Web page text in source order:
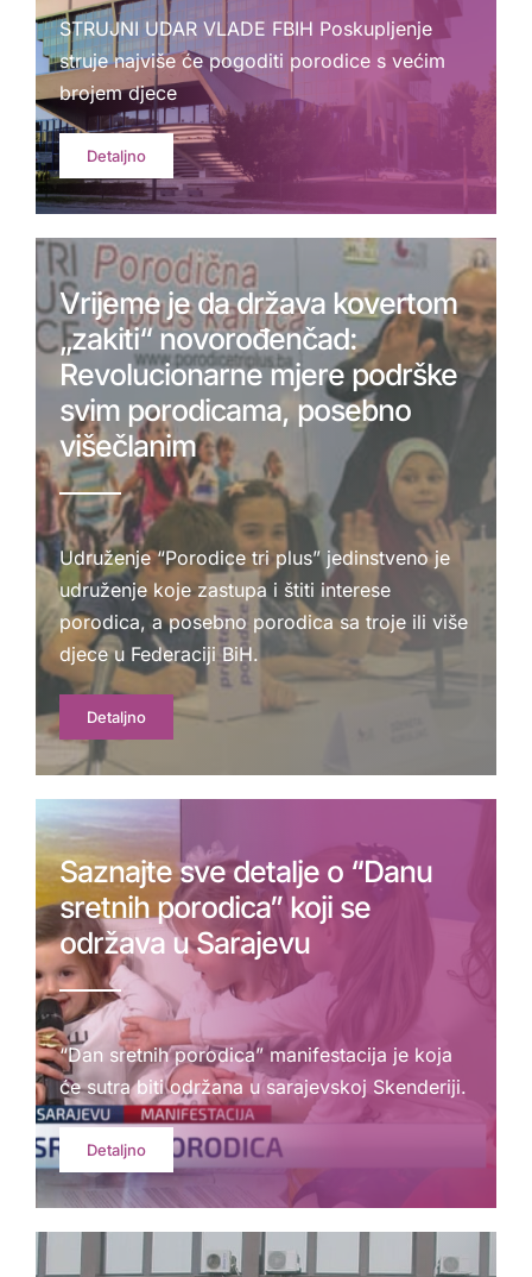
STRUJNI UDAR VLADE FBIH Poskupljenje
struje najviše će pogoditi porodice s većim
brojem djece
Detaljno
Vrijeme je da država kovertom
„zakiti“ novorođenčad:
Revolucionarne mjere podrške
svim porodicama, posebno
višečlanim
Udruženje “Porodice tri plus” jedinstveno je
udruženje koje zastupa i štiti interese
porodica, a posebno porodica sa troje ili više
djece u Federaciji BiH.
Detaljno
Saznajte sve detalje o “Danu
sretnih porodica” koji se
održava u Sarajevu
“Dan sretnih porodica” manifestacija je koja
će sutra biti održana u sarajevskoj Skenderiji.
Detaljno